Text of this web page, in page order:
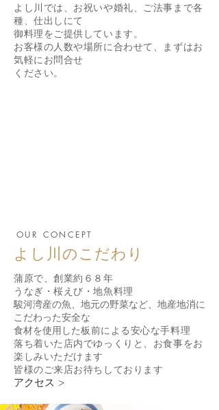
よし川では、お祝いや婚礼、 ご法事まで各
種、仕出しにて
御料理をご提供しています。
お客様の人数や場所に合わせて、まずは​お
気軽にお問合せ
ください。
OUR CONCEPT
よし川のこだわり
蒲原で、創業約６８年
うなぎ・桜えび・地魚料理
駿河湾産の魚、地元の野菜など、地産地消に
こだわった安全な
食材を使用した板前による安心な手料理
落ち着いた店内でゆっくりと、お食事をお
楽しみいただけます
皆様のご来店お待ちしております
アクセス >